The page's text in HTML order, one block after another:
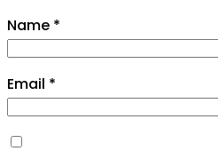
Name *
Email *